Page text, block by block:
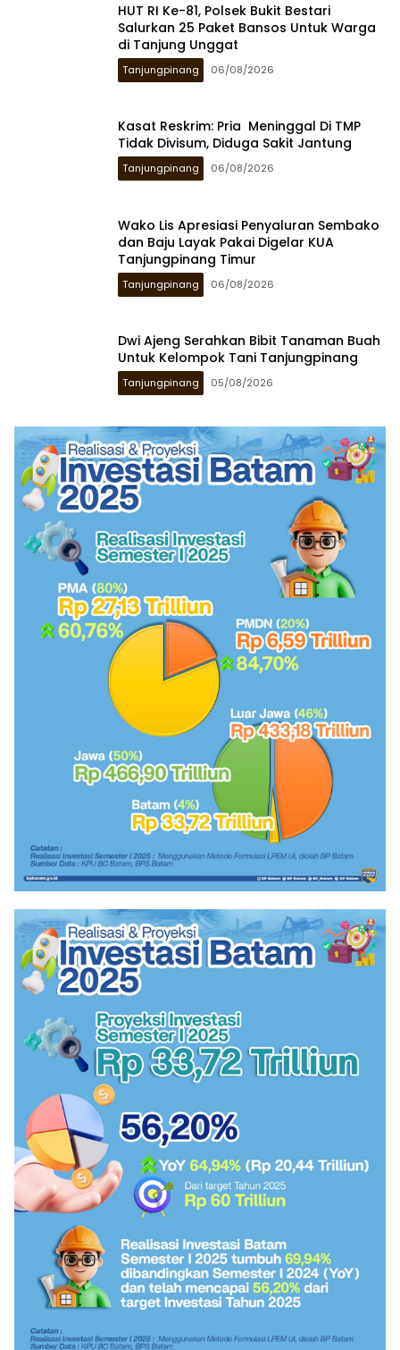
HUT RI Ke-81, Polsek Bukit Bestari
Salurkan 25 Paket Bansos Untuk Warga
di Tanjung Unggat
Tanjungpinang 06/08/2026
Kasat Reskrim: Pria Meninggal Di TMP
Tidak Divisum, Diduga Sakit Jantung
Tanjungpinang 06/08/2026
Wako Lis Apresiasi Penyaluran Sembako
dan Baju Layak Pakai Digelar KUA
Tanjungpinang Timur
Tanjungpinang 06/08/2026
Dwi Ajeng Serahkan Bibit Tanaman Buah
Untuk Kelompok Tani Tanjungpinang
Tanjungpinang 05/08/2026